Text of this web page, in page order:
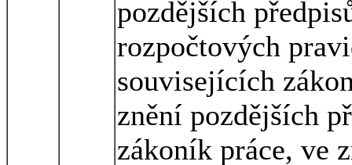
pozdějších
rozpočtových
souvisejících
znění pozdějších
zákoník práce, ve